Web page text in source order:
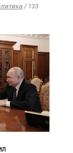
/ 133